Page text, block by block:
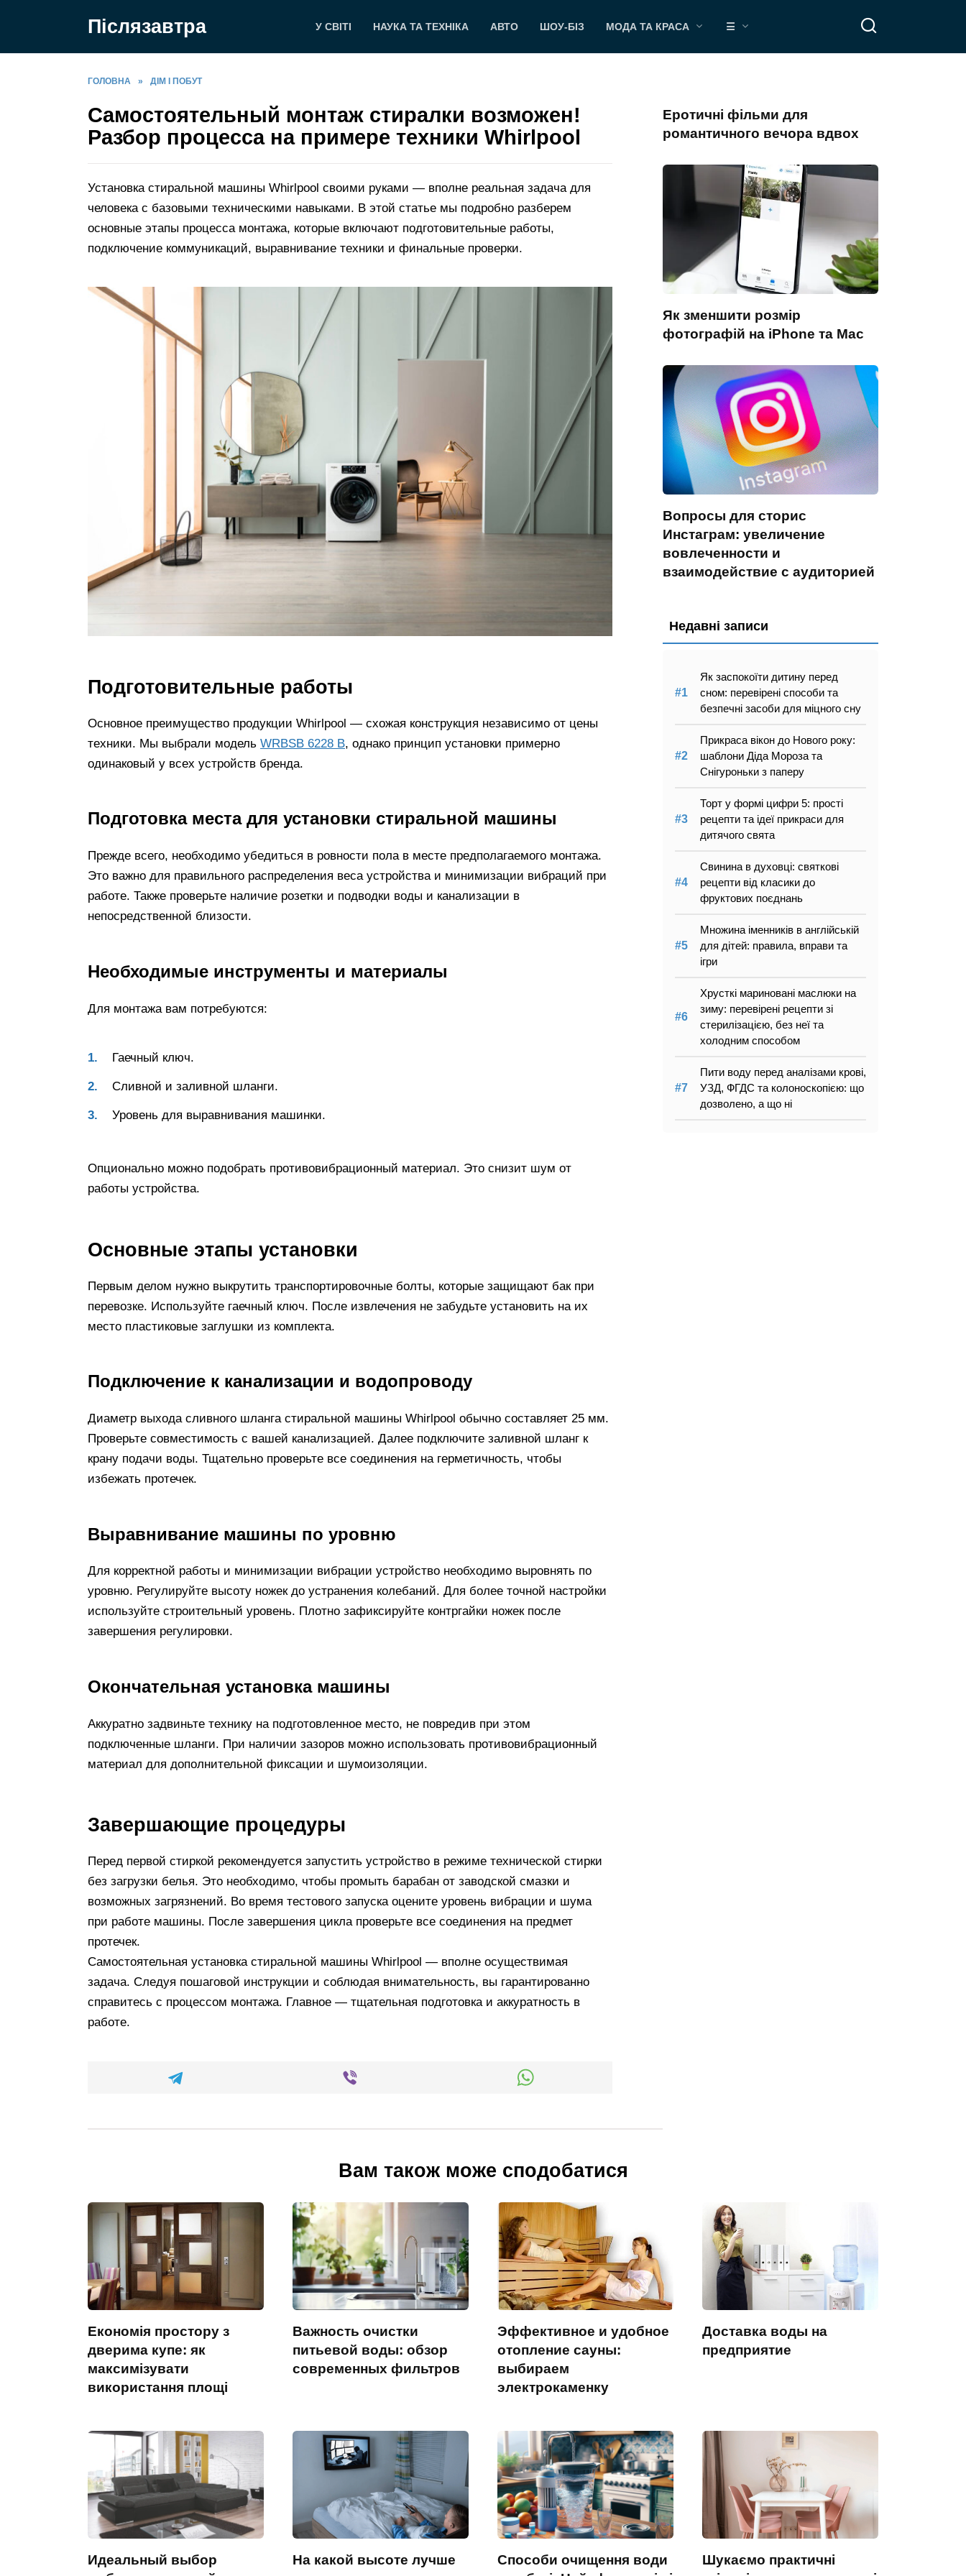
Післязавтра У СВІТІ НАУКА ТА ТЕХНІКА АВТО ШОУ-БІЗ МОДА ТА КРАСА ☰
ГОЛОВНА » ДІМ І ПОБУТ
Самостоятельный монтаж стиралки возможен!
Разбор процесса на примере техники Whirlpool
Установка стиральной машины Whirlpool своими руками — вполне реальная задача для
человека с базовыми техническими навыками. В этой статье мы подробно разберем
основные этапы процесса монтажа, которые включают подготовительные работы,
подключение коммуникаций, выравнивание техники и финальные проверки.
Подготовительные работы
Основное преимущество продукции Whirlpool — схожая конструкция независимо от цены
техники. Мы выбрали модель WRBSB 6228 B, однако принцип установки примерно
одинаковый у всех устройств бренда.
Подготовка места для установки стиральной машины
Прежде всего, необходимо убедиться в ровности пола в месте предполагаемого монтажа.
Это важно для правильного распределения веса устройства и минимизации вибраций при
работе. Также проверьте наличие розетки и подводки воды и канализации в
непосредственной близости.
Необходимые инструменты и материалы
Для монтажа вам потребуются:
Гаечный ключ.
Сливной и заливной шланги.
Уровень для выравнивания машинки.
Опционально можно подобрать противовибрационный материал. Это снизит шум от
работы устройства.
Основные этапы установки
Первым делом нужно выкрутить транспортировочные болты, которые защищают бак при
перевозке. Используйте гаечный ключ. После извлечения не забудьте установить на их
место пластиковые заглушки из комплекта.
Подключение к канализации и водопроводу
Диаметр выхода сливного шланга стиральной машины Whirlpool обычно составляет 25 мм.
Проверьте совместимость с вашей канализацией. Далее подключите заливной шланг к
крану подачи воды. Тщательно проверьте все соединения на герметичность, чтобы
избежать протечек.
Выравнивание машины по уровню
Для корректной работы и минимизации вибрации устройство необходимо выровнять по
уровню. Регулируйте высоту ножек до устранения колебаний. Для более точной настройки
используйте строительный уровень. Плотно зафиксируйте контргайки ножек после
завершения регулировки.
Окончательная установка машины
Аккуратно задвиньте технику на подготовленное место, не повредив при этом
подключенные шланги. При наличии зазоров можно использовать противовибрационный
материал для дополнительной фиксации и шумоизоляции.
Завершающие процедуры
Перед первой стиркой рекомендуется запустить устройство в режиме технической стирки
без загрузки белья. Это необходимо, чтобы промыть барабан от заводской смазки и
возможных загрязнений. Во время тестового запуска оцените уровень вибрации и шума
при работе машины. После завершения цикла проверьте все соединения на предмет
протечек.
Самостоятельная установка стиральной машины Whirlpool — вполне осуществимая
задача. Следуя пошаговой инструкции и соблюдая внимательность, вы гарантированно
справитесь с процессом монтажа. Главное — тщательная подготовка и аккуратность в
работе.
Еротичні фільми для
романтичного вечора вдвох
Як зменшити розмір
фотографій на iPhone та Mac
Вопросы для сторис
Инстаграм: увеличение
вовлеченности и
взаимодействие с аудиторией
Недавні записи
Як заспокоїти дитину перед
сном: перевірені способи та
безпечні засоби для міцного сну
Прикраса вікон до Нового року:
шаблони Діда Мороза та
Снігуроньки з паперу
Торт у формі цифри 5: прості
рецепти та ідеї прикраси для
дитячого свята
Свинина в духовці: святкові
рецепти від класики до
фруктових поєднань
Множина іменників в англійській
для дітей: правила, вправи та
ігри
Хрусткі мариновані маслюки на
зиму: перевірені рецепти зі
стерилізацією, без неї та
холодним способом
Пити воду перед аналізами крові,
УЗД, ФГДС та колоноскопією: що
дозволено, а що ні
Вам також може сподобатися
Економія простору з
дверима купе: як
максимізувати
використання площі
Важность очистки
питьевой воды: обзор
современных фильтров
Эффективное и удобное
отопление сауны:
выбираем
электрокаменку
Доставка воды на
предприятие
Идеальный выбор
На какой высоте лучше
Способи очищення води
Шукаємо практичні